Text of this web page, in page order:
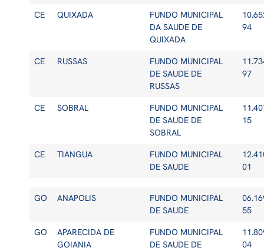
CE QUIXADA
FUNDO MUNICIPAL
DA SAUDE DE
QUIXADA
94
CE RUSSAS
FUNDO MUNICIPAL
DE SAUDE DE
RUSSAS
97
CE SOBRAL
FUNDO MUNICIPAL
DE SAUDE DE
SOBRAL
15
CE TIANGUA
FUNDO MUNICIPAL
DE SAUDE
01
GO ANAPOLIS
FUNDO MUNICIPAL
DE SAUDE
55
GO
APARECIDA DE
GOIANIA
FUNDO MUNICIPAL
DE SAUDE DE
04